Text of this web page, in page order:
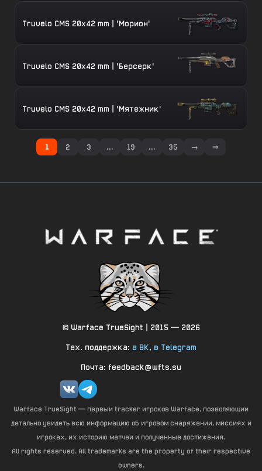
Truvelo CMS 20x42 mm | 'Морион'
Truvelo CMS 20x42 mm | 'Берсерк'
Truvelo CMS 20x42 mm | 'Мятежник'
1 2 3 ... 19 ... 35 → ⇒
© Warface TrueSight | 2015 — 2026
Тех. поддержка: в ВК, в Telegram
Почта: feedback@wfts.su
Warface TrueSight — первый tracker игроков Warface, позволяющий
детально увидеть всю информацию об игровом снаряжении, миссиях и
игроках, их историю матчей и полученные достижения.
All rights reserved. All trademarks are the property of their respective
owners.